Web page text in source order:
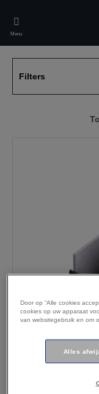
main
content
Menu
Filters
Epson TM-
2 pockets
Easy to use and
Super fast and
Door op “Alle cookies
cookies op uw apparaat
van websitegebruik en om
Alles